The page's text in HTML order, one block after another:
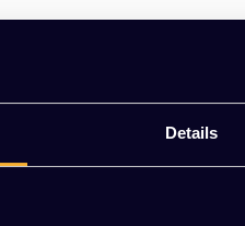
Details
gepoedercoat – voegt
of thuiswerkplekken waar
een offerte aan.
naar